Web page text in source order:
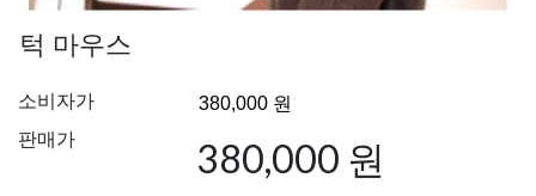
턱 마우스
소비자가
판매가
380,000 원